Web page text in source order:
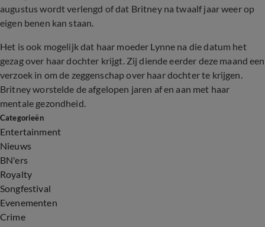
augustus wordt verlengd of dat Britney na twaalf jaar weer op
eigen benen kan staan.
Het is ook mogelijk dat haar moeder Lynne na die datum het
gezag over haar dochter krijgt. Zij diende eerder deze maand een
verzoek in om de zeggenschap over haar dochter te krijgen.
Britney worstelde de afgelopen jaren af en aan met haar
mentale gezondheid.
Categorieën
Entertainment
Nieuws
BN'ers
Royalty
Songfestival
Evenementen
Crime